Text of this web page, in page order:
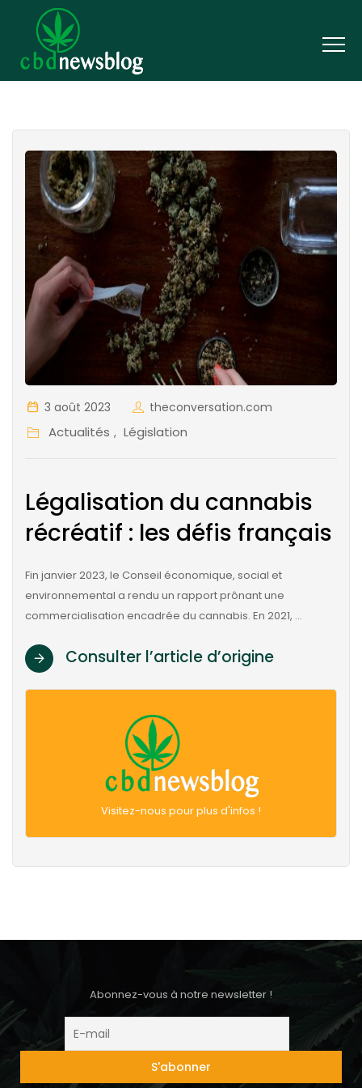
3 août 2023 theconversation.com
Actualités , Législation
Légalisation du cannabis
récréatif : les défis français
Fin janvier 2023, le Conseil économique, social et
environnemental a rendu un rapport prônant une
commercialisation encadrée du cannabis. En 2021, …
Consulter l’article d’origine
Visitez-nous pour plus d'infos !
Abonnez-vous à notre newsletter !